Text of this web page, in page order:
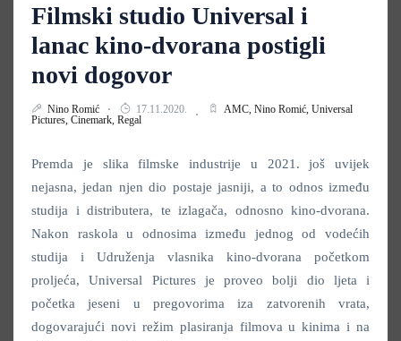
Filmski studio Universal i
lanac kino-dvorana postigli
novi dogovor
Nino Romić 17.11.2020. AMC, Nino Romić, Universal
Pictures, Cinemark, Regal
Premda je slika filmske industrije u 2021. još uvijek
nejasna, jedan njen dio postaje jasniji, a to odnos između
studija i distributera, te izlagača, odnosno kino-dvorana.
Nakon raskola u odnosima između jednog od vodećih
studija i Udruženja vlasnika kino-dvorana početkom
proljeća, Universal Pictures je proveo bolji dio ljeta i
početka jeseni u pregovorima iza zatvorenih vrata,
dogovarajući novi režim plasiranja filmova u kinima i na